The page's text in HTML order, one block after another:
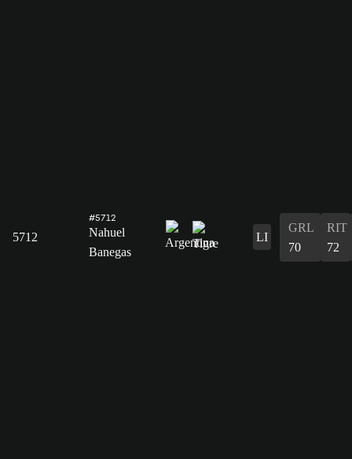
5712
#5712
Nahuel
Banegas
LI
GRL
70
RIT
72